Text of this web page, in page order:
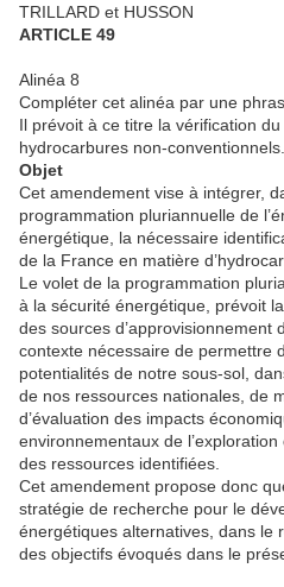
TRILLARD et HUSSON
ARTICLE 49
Alinéa 8
Compléter cet alinéa par une
Il prévoit à ce titre la vérification
hydrocarbures non-conventionnels.
Objet
Cet amendement vise à intégrer,
programmation pluriannuelle de
énergétique, la nécessaire
de la France en matière
Le volet de la programmation
à la sécurité énergétique, prévoit
des sources d’approvisionnement
contexte nécessaire de permettre
potentialités de notre sous-sol,
de nos ressources nationales, de
d’évaluation des impacts
environnementaux de
des ressources identifiées.
Cet amendement propose donc
stratégie de recherche pour le
énergétiques alternatives, dans le
des objectifs évoqués dans le